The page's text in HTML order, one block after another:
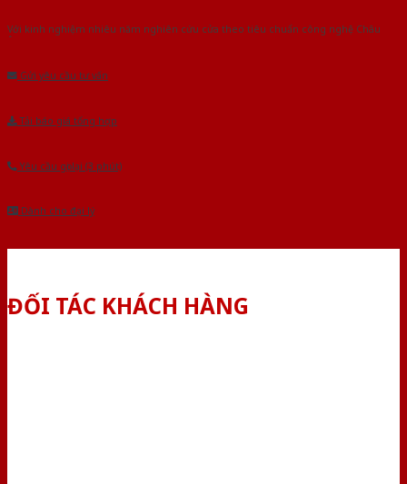
Với kinh nghiệm nhiêu năm nghiên cứu cửa theo tiêu chuẩn công nghệ Châu
Gửi yêu cầu tư vấn
Tải báo giá tổng hợp
Yêu cầu gọi lại (3 phút)
Dành cho đại lý
ĐỐI TÁC KHÁCH HÀNG